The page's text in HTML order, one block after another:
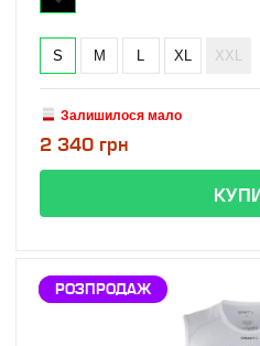
S M XL XXL
Залишилося мало
2 340 грн
ЗНИЖКА
РОЗПРОДАЖ